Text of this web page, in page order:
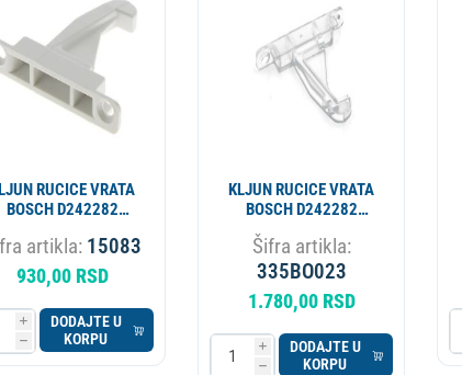
PLINSKI UREDJAJ
MLIN ZA KAFU
RUCICE VRATA
BOSCH D242282
335BO023
artikla: 15083
930,00 RSD
i
h
DODAJTE U
KORPU
KLJUN RUCICE VRATA
BOSCH D242282
00154074 ORIGINAL
ALT. 15083
Šifra artikla:
335BO023
1.780,00 RSD
i
h
DODAJTE U
KORPU